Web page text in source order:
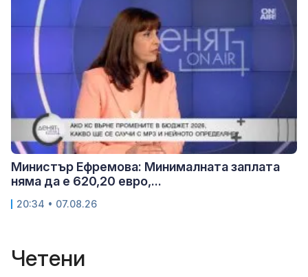
Министър Ефремова: Минималната заплата
няма да е 620,20 евро,...
20:34 • 07.08.26
Четени